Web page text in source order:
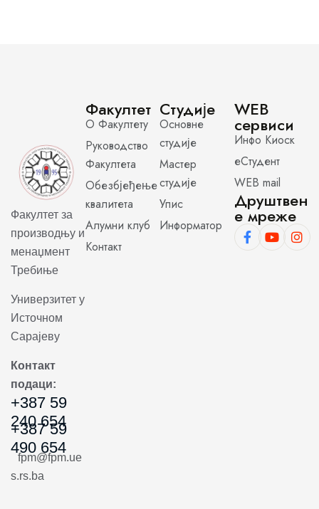
Факултет за
производњу и
менаџмент
Требиње
Универзитет у
Источном
Сарајеву
Контакт
подаци:
+387 59
240 654
+387 59
490 654
fpm@fpm.ue
s.rs.ba
Факултет
О Факултету
Руководство
Факултета
Обезбјеђење
квалитета
Алумни клуб
Контакт
Студије
Основне
студије
Мастер
студије
Упис
Информатор
WEB
сервиси
Инфо Киоск
еСтудент
WEB mail
Друштвен
е мреже